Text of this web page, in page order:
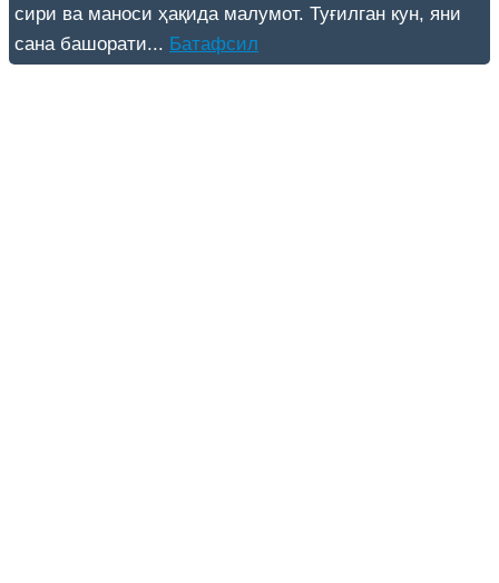
сири ва маноси ҳақида малумот. Туғилган кун, яни
сана башорати... Батафсил